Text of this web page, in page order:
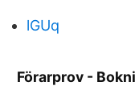
lGUq
Förarprov -